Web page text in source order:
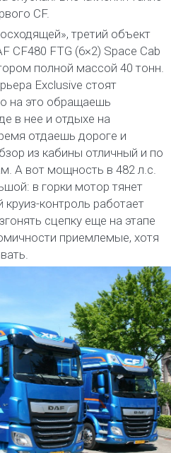
CF.
третий объект
CF480 FTG (6×2) Space Cab
полной массой 40 тонн.
Exclusive стоят
на это обращаешь
в нее и отдыхе на
отдаешь дороге и
из кабины отличный и по
А вот мощность в 482 л.с.
в горки мотор тянет
контроль работает
сцепку еще на этапе
приемлемые, хотя